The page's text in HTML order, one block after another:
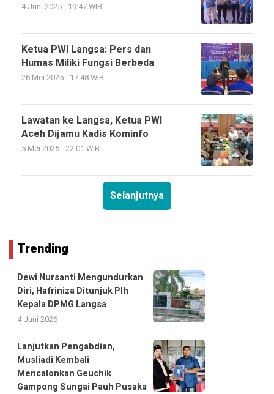
4 Juni 2025 - 19:47 WIB
Ketua PWI Langsa: Pers dan
Humas Miliki Fungsi Berbeda
26 Mei 2025 - 17:48 WIB
Lawatan ke Langsa, Ketua PWI
Aceh Dijamu Kadis Kominfo
5 Mei 2025 - 22:01 WIB
Selanjutnya
Trending
Dewi Nursanti Mengundurkan
Diri, Hafriniza Ditunjuk Plh
Kepala DPMG Langsa
4 Juni 2026
Lanjutkan Pengabdian,
Musliadi Kembali
Mencalonkan Geuchik
Gampong Sungai Pauh Pusaka